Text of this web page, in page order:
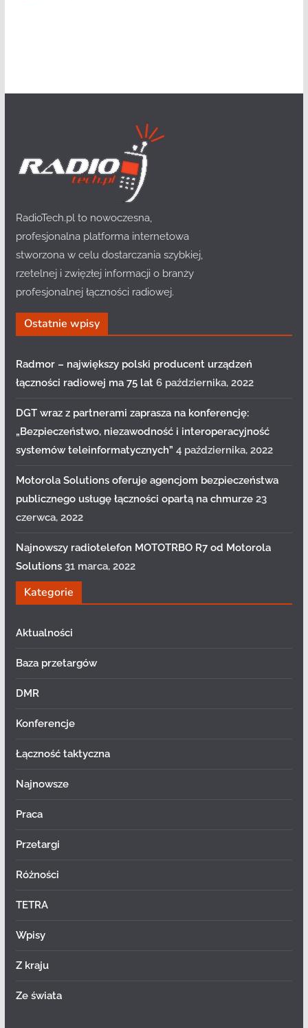
RadioTech.pl to nowoczesna,
profesjonalna platforma internetowa
stworzona w celu dostarczania szybkiej,
rzetelnej i zwięzłej informacji o branży
profesjonalnej łączności radiowej.
Ostatnie wpisy
Radmor – największy polski producent urządzeń
łączności radiowej ma 75 lat 6 października, 2022
DGT wraz z partnerami zaprasza na konferencję:
„Bezpieczeństwo, niezawodność i interoperacyjność
systemów teleinformatycznych” 4 października, 2022
Motorola Solutions oferuje agencjom bezpieczeństwa
publicznego usługę łączności opartą na chmurze 23
czerwca, 2022
Najnowszy radiotelefon MOTOTRBO R7 od Motorola
Solutions 31 marca, 2022
Kategorie
Aktualności
Baza przetargów
DMR
Konferencje
Łączność taktyczna
Najnowsze
Praca
Przetargi
Różności
TETRA
Wpisy
Z kraju
Ze świata